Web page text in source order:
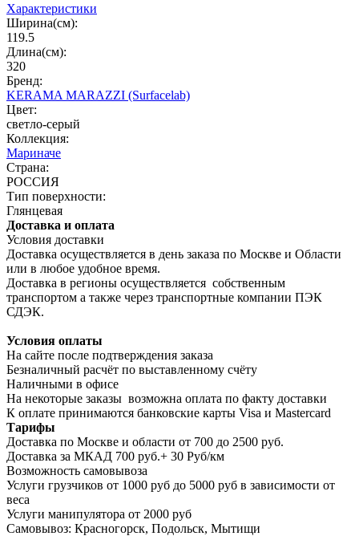
Характеристики
Ширина(см):
119.5
Длина(см):
320
Бренд:
KERAMA MARAZZI (Surfacelab)
Цвет:
светло-серый
Коллекция:
Мариначе
Страна:
РОССИЯ
Тип поверхности:
Глянцевая
Доставка и оплата
Условия доставки
Доставка осуществляется в день заказа по Москве и Области
или в любое удобное время.
Доставка в регионы осуществляется собственным
транспортом а также через транспортные компании ПЭК
СДЭК.
Условия оплаты
На сайте после подтверждения заказа
Безналичный расчёт по выставленному счёту
Наличными в офисе
На некоторые заказы возможна оплата по факту доставки
К оплате принимаются банковские карты Visa и Masterсard
Тарифы
Доставка по Москве и области от 700 до 2500 руб.
Доставка за МКАД 700 руб.+ 30 Руб/км
Возможность самовывоза
Услуги грузчиков от 1000 руб до 5000 руб в зависимости от
веса
Услуги манипулятора от 2000 руб
Самовывоз: Красногорск, Подольск, Мытищи